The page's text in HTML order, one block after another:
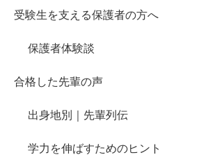
受験生を支える保護者の方へ
保護者体験談
合格した先輩の声
出身地別｜先輩列伝
学力を伸ばすためのヒント